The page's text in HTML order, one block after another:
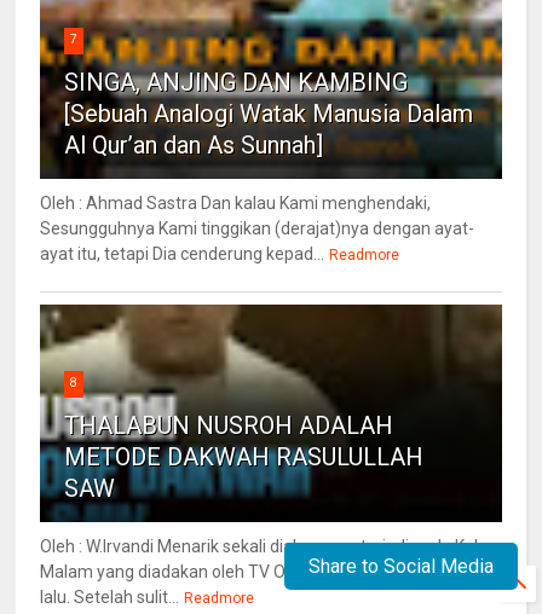
7
SINGA, ANJING DAN KAMBING
[Sebuah Analogi Watak Manusia Dalam
Al Qur’an dan As Sunnah]
Oleh : Ahmad Sastra Dan kalau Kami menghendaki,
Sesungguhnya Kami tinggikan (derajat)nya dengan ayat-
ayat itu, tetapi Dia cenderung kepad... Readmore
8
THALABUN NUSROH ADALAH
METODE DAKWAH RASULULLAH
SAW
Oleh : W.Irvandi Menarik sekali dialog yang terjadi pada Kabar
Malam yang diadakan oleh TV One pada hari Selasa, (25/08)
lalu. Setelah sulit... Readmore
Share to Social Media